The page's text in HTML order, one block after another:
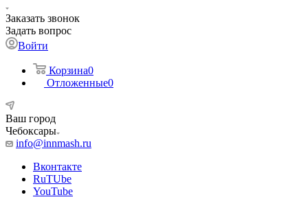
Заказать звонок
Задать вопрос
Войти
Корзина0
Отложенные0
Ваш город
Чебоксары
info@innmash.ru
Вконтакте
RuTUbe
YouTube